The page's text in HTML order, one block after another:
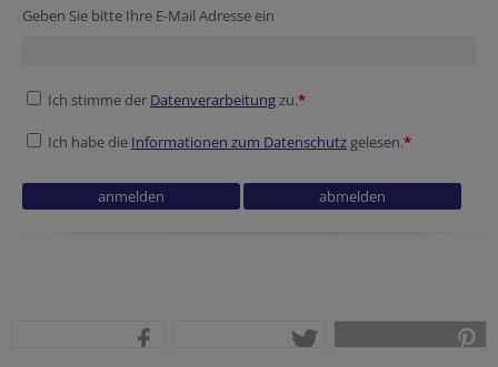
Geben Sie bitte Ihre E-Mail Adresse ein
Ich stimme der Datenverarbeitungzu.*
Ich habe die Informationen zum Datenschutz gelesen.*